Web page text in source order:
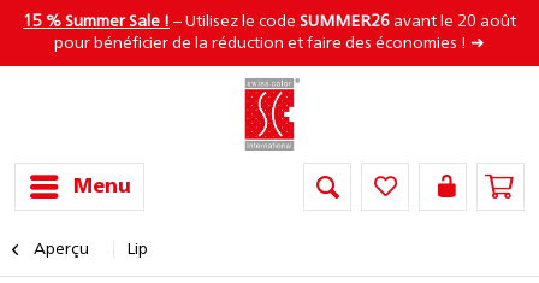
15 % Summer Sale ! – Utilisez le code SUMMER26 avant le 20 août
pour bénéficier de la réduction et faire des économies ! ➜
Menu
Aperçu Lip